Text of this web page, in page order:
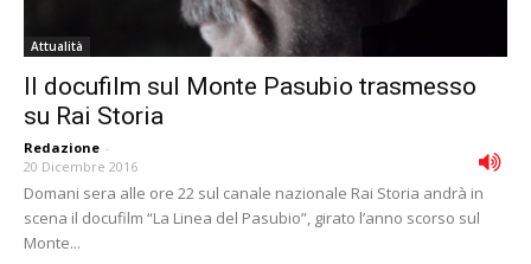
Attualità
Il docufilm sul Monte Pasubio trasmesso
su Rai Storia
Redazione -
20 Dicembre 2016
Domani sera alle ore 22 sul canale nazionale Rai Storia andrà in
scena il docufilm “La Linea del Pasubio”, girato l’anno scorso sul
Monte...